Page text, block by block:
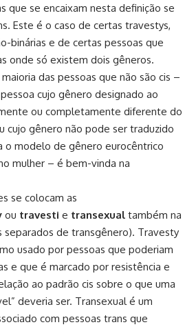
que se encaixam nesta definição se
Este é o caso de certas travestys,
binárias e de certas pessoas que
onde só existem dois gêneros.
das pessoas que não são cis –
cujo gênero designado ao
ou completamente diferente do
cujo gênero não pode ser traduzido
o modelo de gênero eurocêntrico
mulher – é bem-vinda na
se colocam as
ou travesti e transexual também na
de transgênero). Travesty
usado por pessoas que poderiam
e que é marcado por resistência e
ao padrão cis sobre o que uma
deveria ser. Transexual é um
com pessoas trans que